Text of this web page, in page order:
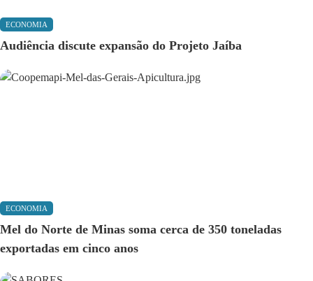
ECONOMIA
Audiência discute expansão do Projeto Jaíba
ECONOMIA
Mel do Norte de Minas soma cerca de 350 toneladas
exportadas em cinco anos